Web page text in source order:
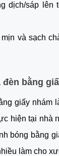
dịch/sáp lên
và sạch
bằng
giấy nhám
hiện tại nhà
bóng bằng
làm cho